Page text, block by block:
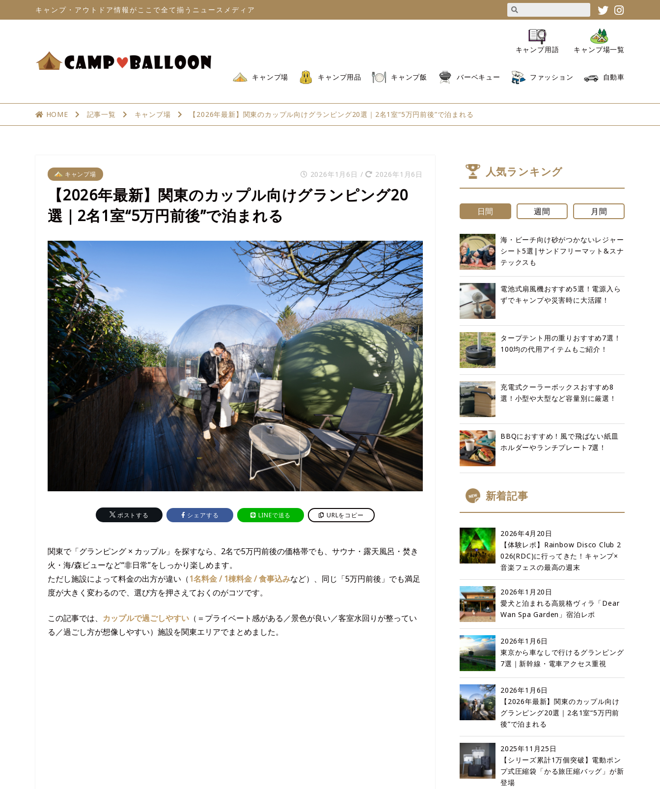
キャンプ・アウトドア情報がここで全て揃うニュースメディア
キャンプ用語 キャンプ場一覧
キャンプ場 キャンプ用品 キャンプ飯 バーベキュー ファッション 自動車
HOME 記事一覧 キャンプ場 【2026年最新】関東のカップル向けグランピング20選｜2名1室“5万円前後”で泊まれる
キャンプ場 2026年1月6日 / 2026年1月6日
【2026年最新】関東のカップル向けグランピング20
選｜2名1室“5万円前後”で泊まれる
ポストする シェアする LINEで送る URLをコピー
関東で「グランピング × カップル」を探すなら、2名で5万円前後の価格帯でも、サウナ・露天風呂・焚き
火・海/森ビューなど“非日常”をしっかり楽しめます。
ただし施設によって料金の出方が違い（1名料金 / 1棟料金 / 食事込みなど）、同じ「5万円前後」でも満足
度が大きく変わるので、選び方を押さえておくのがコツです。
この記事では、 カップルで過ごしやすい （＝プライベート感がある／景色が良い／客室水回りが整ってい
る／過ごし方が想像しやすい）施設を関東エリアでまとめました。
人気ランキング
日間 週間 月間
海・ビーチ向け砂がつかないレジャー
シート5選|サンドフリーマット&スナ
テックスも
電池式扇風機おすすめ5選！電源入ら
ずでキャンプや災害時に大活躍！
タープテント用の重りおすすめ7選！
100均の代用アイテムもご紹介！
充電式クーラーボックスおすすめ8
選！小型や大型など容量別に厳選！
BBQにおすすめ！風で飛ばない紙皿
ホルダーやランチプレート7選！
新着記事
2026年4月20日
【体験レポ】Rainbow Disco Club 2
026(RDC)に行ってきた！キャンプ×
音楽フェスの最高の週末
2026年1月20日
愛犬と泊まれる高規格ヴィラ「Dear
Wan Spa Garden」宿泊レポ
2026年1月6日
東京から車なしで行けるグランピング
7選｜新幹線・電車アクセス重視
2026年1月6日
【2026年最新】関東のカップル向け
グランピング20選｜2名1室“5万円前
後”で泊まれる
2025年11月25日
【シリーズ累計1万個突破】電動ポン
プ式圧縮袋「かる旅圧縮バッグ」が新
登場